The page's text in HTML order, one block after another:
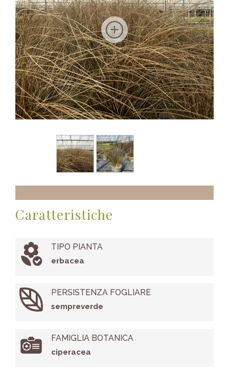
Caratteristiche
TIPO PIANTA
erbacea
PERSISTENZA FOGLIARE
sempreverde
FAMIGLIA BOTANICA
ciperacea